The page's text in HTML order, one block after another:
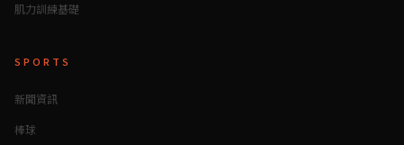
肌力訓練基礎
SPORTS
新聞資訊
棒球